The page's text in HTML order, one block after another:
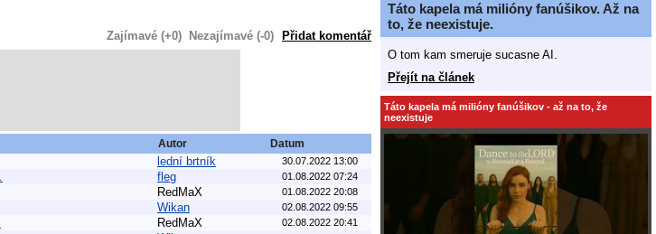
Zajímavé (+0)
Nezajímavé (-0) Přidat komentář
Autor Datum
lední brtník 30.07.2022 13:00
fleg 01.08.2022 07:24
RedMaX 01.08.2022 20:08
Wikan 02.08.2022 09:55
RedMaX 02.08.2022 20:41
Táto kapela má milióny fanúšikov. Až na
to, že neexistuje.
O tom kam smeruje sucasne AI.
Přejít na článek
Táto kapela má milióny fanúšikov - až na to, že
neexistuje